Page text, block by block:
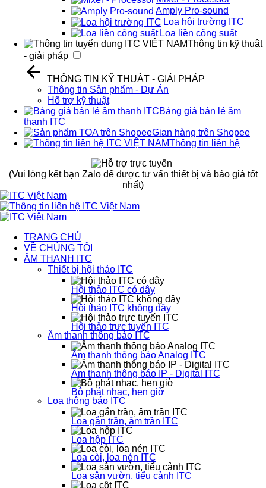
Amply Pro-sound
Loa hội trường ITC
Loa liền công suất
Thông tin kỹ thuật
- giải pháp
THÔNG TIN KỸ THUẬT - GIẢI PHÁP
Thông tin Sản phẩm - Dự Án
Hõ trợ kỹ thuật
Bảng giá bán lẻ âm
thanh ITC
Gian hàng trên Shopee
Thông tin liên hệ
(Vui lòng kết bạn Zalo để được tư vấn thiết bị và báo giá tốt
nhất)
TRANG CHỦ
VỀ CHÚNG TÔI
ÂM THANH ITC
Thiết bị hội thảo ITC
Hội thảo ITC có dây
Hội thảo ITC không dây
Hội thảo trực tuyến ITC
Âm thanh thông báo ITC
Âm thanh thông báo Analog ITC
Âm thanh thông báo IP - Digital ITC
Bộ phát nhạc, hẹn giờ
Loa thông báo ITC
Loa gắn trần, âm trần ITC
Loa hộp ITC
Loa còi, loa nén ITC
Loa sân vườn, tiểu cảnh ITC